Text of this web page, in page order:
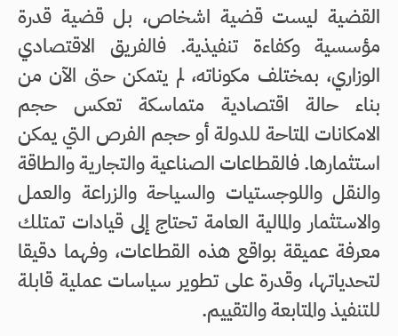
القضية ليست قضية اشخاص، بل قضية قدرة
مؤسسية وكفاءة تنفيذية. فالفريق الاقتصادي
الوزاري، بمختلف مكوناته، لم يتمكن حتى الآن من
بناء حالة اقتصادية متماسكة تعكس حجم
الامكانات المتاحة للدولة أو حجم الفرص التي يمكن
استثمارها. فالقطاعات الصناعية والتجارية والطاقة
والنقل واللوجستيات والسياحة والزراعة والعمل
والاستثمار والمالية العامة تحتاج إلى قيادات تمتلك
معرفة عميقة بواقع هذه القطاعات، وفهما دقيقا
لتحدياتها، وقدرة على تطوير سياسات عملية قابلة
للتنفيذ والمتابعة والتقييم.